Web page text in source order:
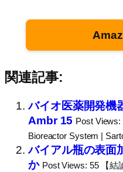
関連記事:
バイオ医薬開発機
Ambr 15 Post
Bioreactor System |
バイアル瓶の表面
か Post Views: 55 【